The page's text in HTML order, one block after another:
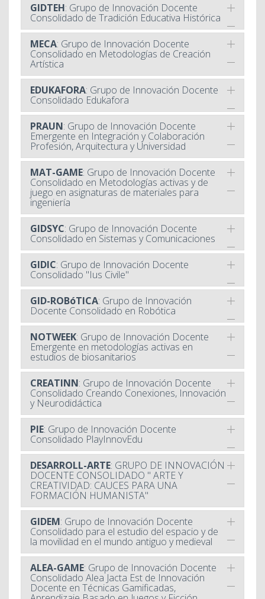
GIDTEH: Grupo de Innovación Docente
Consolidado de Tradición Educativa Histórica
MECA: Grupo de Innovación Docente
Consolidado en Metodologías de Creación
Artística
EDUKAFORA: Grupo de Innovación Docente
Consolidado Edukafora
PRAUN: Grupo de Innovación Docente
Emergente en Integración y Colaboración
Profesión, Arquitectura y Universidad
MAT-GAME: Grupo de Innovación Docente
Consolidado en Metodologías activas y de
juego en asignaturas de materiales para
ingeniería
GIDSYC: Grupo de Innovación Docente
Consolidado en Sistemas y Comunicaciones
GIDIC: Grupo de Innovación Docente
Consolidado "Ius Civile"
GID-ROBóTICA: Grupo de Innovación
Docente Consolidado en Robótica
NOTWEEK: Grupo de Innovación Docente
Emergente en metodologías activas en
estudios de biosanitarios
CREATINN: Grupo de Innovación Docente
Consolidado Creando Conexiones, Innovación
y Neurodidáctica
PIE: Grupo de Innovación Docente
Consolidado PlayInnovEdu
DESARROLL-ARTE: GRUPO DE INNOVACIÓN
DOCENTE CONSOLIDADO " ARTE Y
CREATIVIDAD: CAUCES PARA UNA
FORMACIÓN HUMANISTA"
GIDEM: Grupo de Innovación Docente
Consolidado para el estudio del espacio y de
la movilidad en el mundo antiguo y medieval
ALEA-GAME: Grupo de Innovación Docente
Consolidado Alea Jacta Est de Innovación
Docente en Técnicas Gamificadas,